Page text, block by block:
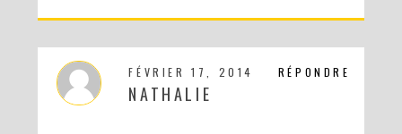
RÉPONDRE
FÉVRIER 17, 2014
NATHALIE